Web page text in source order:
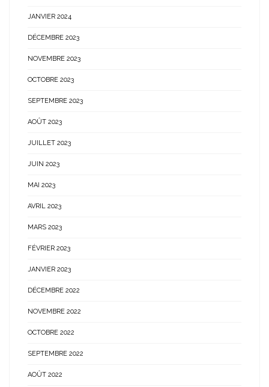
JANVIER 2024
DÉCEMBRE 2023
NOVEMBRE 2023
OCTOBRE 2023
SEPTEMBRE 2023
AOÛT 2023
JUILLET 2023
JUIN 2023
MAI 2023
AVRIL 2023
MARS 2023
FÉVRIER 2023
JANVIER 2023
DÉCEMBRE 2022
NOVEMBRE 2022
OCTOBRE 2022
SEPTEMBRE 2022
AOÛT 2022